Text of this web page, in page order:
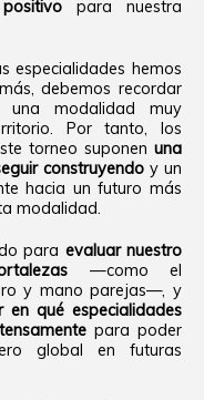
para nuestra
especialidades hemos
debemos recordar
modalidad muy
Por tanto, los
torneo suponen una
construyendoy un
hacia un futuro más
modalidad.
para evaluar nuestro
—como el
y mano parejas—, y
en qué especialidades
para poder
global en futuras